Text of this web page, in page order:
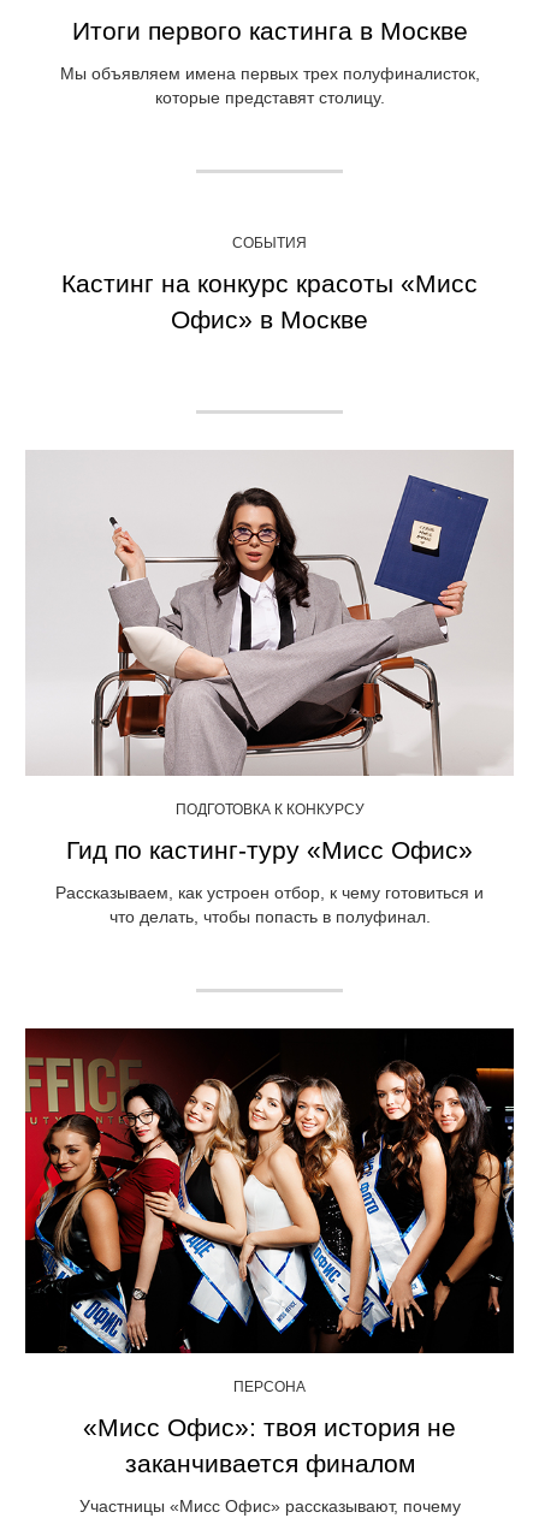
Итоги первого кастинга в Москве
Мы объявляем имена первых трех полуфиналисток,
которые представят столицу.
СОБЫТИЯ
Кастинг на конкурс красоты «Мисс
Офис» в Москве
ПОДГОТОВКА К КОНКУРСУ
Гид по кастинг-туру «Мисс Офис»
Рассказываем, как устроен отбор, к чему готовиться и
что делать, чтобы попасть в полуфинал.
ПЕРСОНА
«Мисс Офис»: твоя история не
заканчивается финалом
Участницы «Мисс Офис» рассказывают, почему